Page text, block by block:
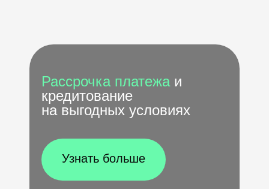
Рассрочка платежа и
кредитование
на выгодных условиях
Узнать больше